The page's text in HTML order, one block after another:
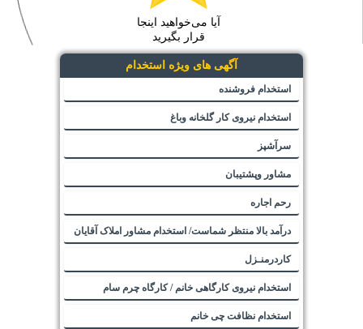
آیا می‌خواهید اینجا
قرار بگیرید
آگهی های ویژه استخدام
استخدام فروشنده
استخدام نیروی کار گلخانه وباغ
سرآشپز
مشاور وپشتیبان
رحم اجاره
درآمد بالا منتظر شماست/ استخدام مشاور املاک آقایان
کاردرمنـزل
استخدام نیروی کارگاهی خانم / کارگاه چرم سام
استخدام نظافت چی خانم